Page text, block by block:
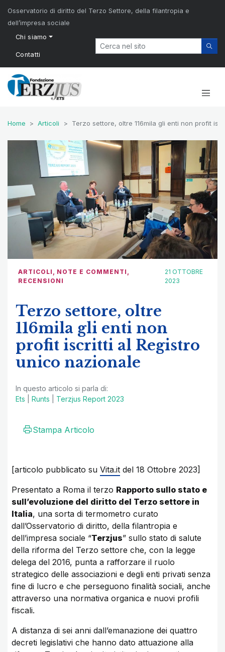
Osservatorio di diritto del Terzo Settore, della filantropia e
dell’impresa sociale
Chi siamo
Contatti
Home Articoli Terzo settore, oltre 116mila gli enti non profit
ARTICOLI , NOTE E COMMENTI ,
RECENSIONI
21 OTTOBRE
2023
Terzo settore, oltre
116mila gli enti non
profit iscritti al Registro
unico nazionale
In questo articolo si parla di:
Ets
Runts Terzjus Report 2023
Stampa Articolo
[articolo pubblicato su Vita.it del 18 Ottobre 2023]
Presentato a Roma il terzo Rapporto sullo stato e
sull’evoluzione del diritto del Terzo settore in
Italia, una sorta di termometro curato
dall’Osservatorio di diritto, della filantropia e
dell’impresa sociale “Terzjus” sullo stato di salute
della riforma del Terzo settore che, con la legge
delega del 2016, punta a rafforzare il ruolo
strategico delle associazioni e degli enti privati senza
fine di lucro e che perseguono finalità sociali, anche
attraverso una normativa organica e nuovi profili
fiscali.
A distanza di sei anni dall’emanazione dei quattro
decreti legislativi che hanno dato attuazione alla